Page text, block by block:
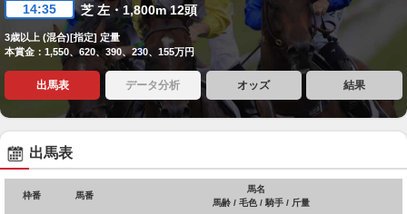
14:35 芝 左・1,800m 12頭
3歳以上 (混合)[指定] 定量
本賞金：1,550、620、390、230、155万円
出馬表 データ分析 オッズ 結果
出馬表
枠番 馬番
馬名
馬齢 / 毛色 / 騎手 / 斤量